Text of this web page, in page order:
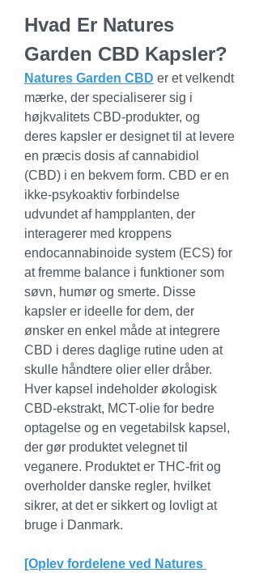
Hvad Er Natures
Garden CBD Kapsler?
Natures Garden CBD er et velkendt
mærke, der specialiserer sig i
højkvalitets CBD-produkter, og
deres kapsler er designet til at levere
en præcis dosis af cannabidiol
(CBD) i en bekvem form. CBD er en
ikke-psykoaktiv forbindelse
udvundet af hampplanten, der
interagerer med kroppens
endocannabinoide system (ECS) for
at fremme balance i funktioner som
søvn, humør og smerte. Disse
kapsler er ideelle for dem, der
ønsker en enkel måde at integrere
CBD i deres daglige rutine uden at
skulle håndtere olier eller dråber.
Hver kapsel indeholder økologisk
CBD-ekstrakt, MCT-olie for bedre
optagelse og en vegetabilsk kapsel,
der gør produktet velegnet til
veganere. Produktet er THC-frit og
overholder danske regler, hvilket
sikrer, at det er sikkert og lovligt at
bruge i Danmark.
[Oplev fordelene ved Natures